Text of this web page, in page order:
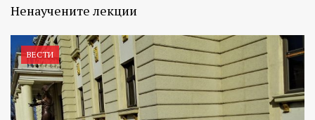
Ненаучените лекции
ВЕСТИ